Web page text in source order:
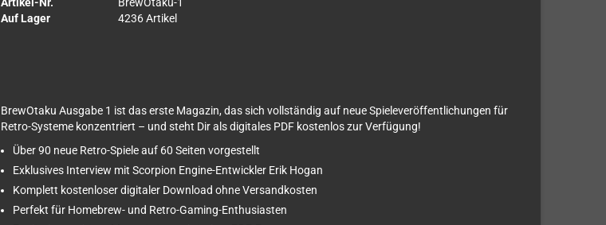
Artikel-Nr.
BrewOtaku-1
Auf Lager
4236 Artikel
BrewOtaku Ausgabe 1 ist das erste Magazin, das sich vollständig auf neue Spieleveröffentlichungen für
Retro-Systeme konzentriert – und steht Dir als digitales PDF kostenlos zur Verfügung!
Über 90 neue Retro-Spiele auf 60 Seiten vorgestellt
Exklusives Interview mit Scorpion Engine-Entwickler Erik Hogan
Komplett kostenloser digitaler Download ohne Versandkosten
Perfekt für Homebrew- und Retro-Gaming-Enthusiasten